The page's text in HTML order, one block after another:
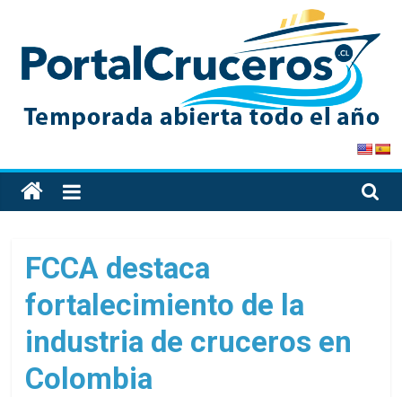
content
PortalCruceros
Toda
la
de
cruceros
en
un
solo
sitio
FCCA destaca
fortalecimiento de la
industria de cruceros en
Colombia